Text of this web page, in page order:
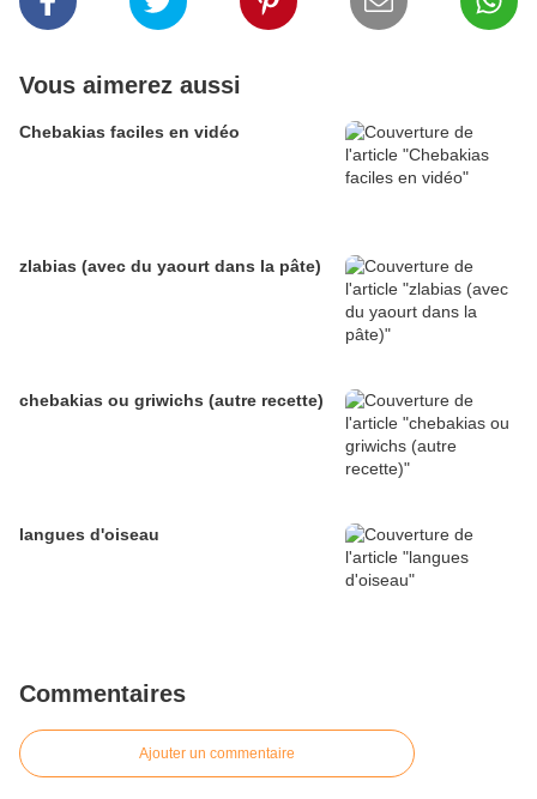
Vous aimerez aussi
Chebakias faciles en vidéo
zlabias (avec du yaourt dans la pâte)
chebakias ou griwichs (autre recette)
langues d'oiseau
Commentaires
Ajouter un commentaire